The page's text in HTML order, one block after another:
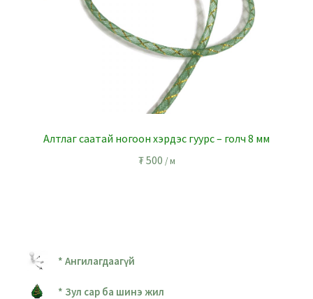
Алтлаг саатай ногоон хэрдэс гуурс – голч 8 мм
₮500 / м
* Ангилагдаагүй
* Зул сар ба шинэ жил